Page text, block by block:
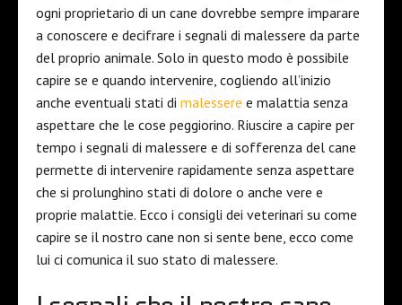
ogni proprietario di un cane dovrebbe sempre imparare
a conoscere e decifrare i segnali di malessere da parte
del proprio animale. Solo in questo modo è possibile
capire se e quando intervenire, cogliendo all’inizio
anche eventuali stati di malessere e malattia senza
aspettare che le cose peggiorino. Riuscire a capire per
tempo i segnali di malessere e di sofferenza del cane
permette di intervenire rapidamente senza aspettare
che si prolunghino stati di dolore o anche vere e
proprie malattie. Ecco i consigli dei veterinari su come
capire se il nostro cane non si sente bene, ecco come
lui ci comunica il suo stato di malessere.